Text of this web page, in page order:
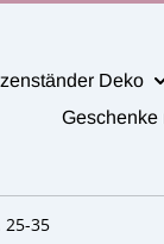
Deko
Geschenke
25-35